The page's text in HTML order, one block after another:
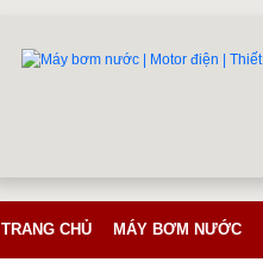
TRANG CHỦ MÁY BƠM NƯỚC